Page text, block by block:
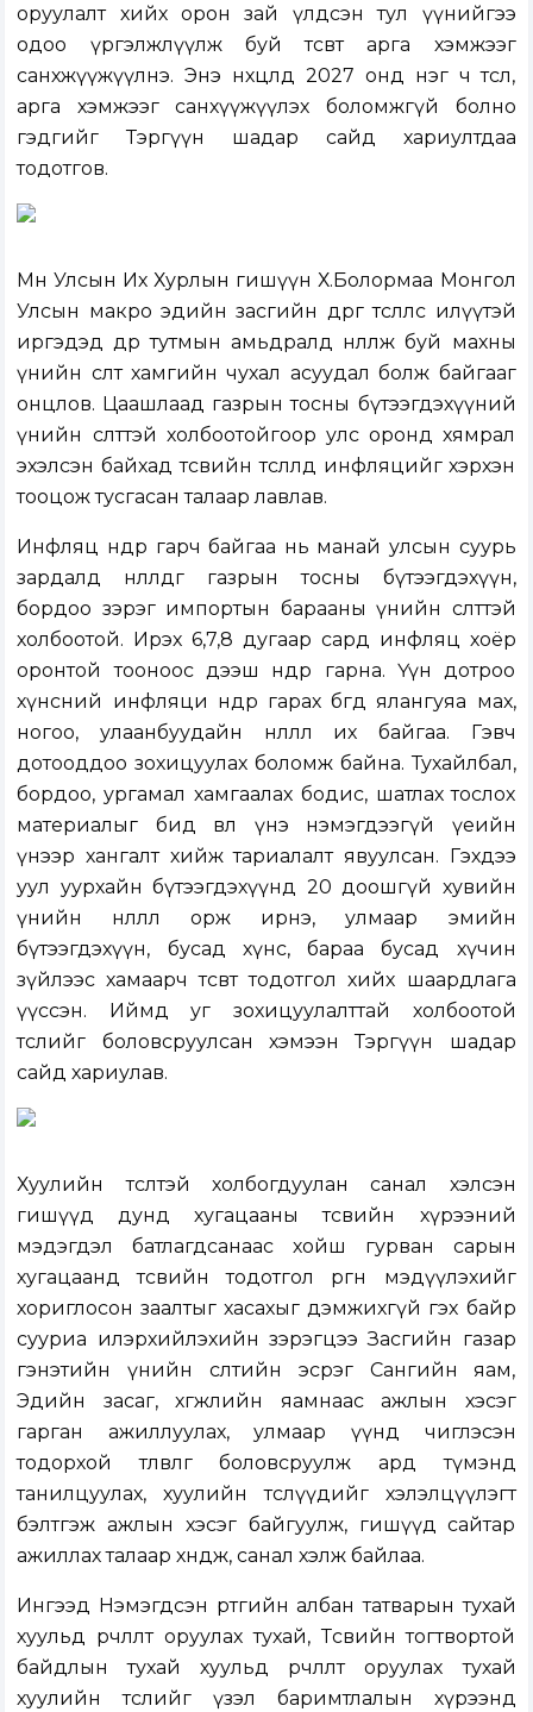
оруулалт хийх орон зай үлдсэн тул үүнийгээ
одоо үргэлжлүүлж буй төсөвт арга хэмжээг
санхжүүжүүлнэ. Энэ нөхцөлд 2027 онд нэг ч төсөл,
арга хэмжээг санхүүжүүлэх боломжгүй болно
гэдгийг Тэргүүн шадар сайд хариултдаа
тодотгов.
Мөн Улсын Их Хурлын гишүүн Х.Болормаа Монгол
Улсын макро эдийн засгийн өөдрөг төсөөллөөс илүүтэй
иргэдэд өдөр тутмын амьдралд нөлөөлж буй махны
үнийн өсөлт хамгийн чухал асуудал болж байгааг
онцлов. Цаашлаад газрын тосны бүтээгдэхүүний
үнийн өсөлттэй холбоотойгоор улс оронд хямрал
эхэлсэн байхад төсвийн төсөөлөлд инфляцийг хэрхэн
тооцож тусгасан талаар лавлав.
Инфляц өндөр гарч байгаа нь манай улсын суурь
зардалд нөлөөлдөг газрын тосны бүтээгдэхүүн,
бордоо зэрэг импортын барааны үнийн өсөлттэй
холбоотой. Ирэх 6,7,8 дугаар сард инфляц хоёр
оронтой тооноос дээш өндөр гарна. Үүн дотроо
хүнсний инфляци өндөр гарах бөгөөд ялангуяа мах,
ногоо, улаанбуудайн нөлөөлөл их байгаа. Гэвч
дотооддоо зохицуулах боломж байна. Тухайлбал,
бордоо, ургамал хамгаалах бодис, шатлах тослох
материалыг бид өвөл үнэ нэмэгдээгүй үеийн
үнээр хангалт хийж тариалалт явуулсан. Гэхдээ
уул уурхайн бүтээгдэхүүнд 20 доошгүй хувийн
үнийн нөлөөлөл орж ирнэ, улмаар эмийн
бүтээгдэхүүн, бусад хүнс, бараа бусад хүчин
зүйлээс хамаарч төсөвт тодотгол хийх шаардлага
үүссэн. Иймд уг зохицуулалттай холбоотой
төслийг боловсруулсан хэмээн Тэргүүн шадар
сайд хариулав.
Хуулийн төсөлтэй холбогдуулан санал хэлсэн
гишүүд дунд хугацааны төсвийн хүрээний
мэдэгдэл батлагдсанаас хойш гурван сарын
хугацаанд төсвийн тодотгол өргөн мэдүүлэхийг
хориглосон заалтыг хасахыг дэмжихгүй гэх байр
сууриа илэрхийлэхийн зэрэгцээ Засгийн газар
гэнэтийн үнийн өсөлтийн эсрэг Сангийн яам,
Эдийн засаг, хөгжлийн яамнаас ажлын хэсэг
гарган ажиллуулах, улмаар үүнд чиглэсэн
тодорхой төлөвлөгөө боловсруулж ард түмэнд
танилцуулах, хуулийн төслүүдийг хэлэлцүүлэгт
бэлтгэж ажлын хэсэг байгуулж, гишүүд сайтар
ажиллах талаар хөндөж, санал хэлж байлаа.
Ингээд Нэмэгдсэн өртгийн албан татварын тухай
хуульд өөрчлөлт оруулах тухай, Төсвийн тогтвортой
байдлын тухай хуульд өөрчлөлт оруулах тухай
хуулийн төслийг үзэл баримтлалын хүрээнд